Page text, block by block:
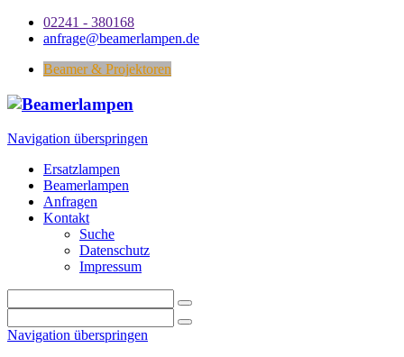
02241 - 380168
anfrage@beamerlampen.de
Beamer & Projektoren
Navigation überspringen
Ersatzlampen
Beamerlampen
Anfragen
Kontakt
Suche
Datenschutz
Impressum
Navigation überspringen